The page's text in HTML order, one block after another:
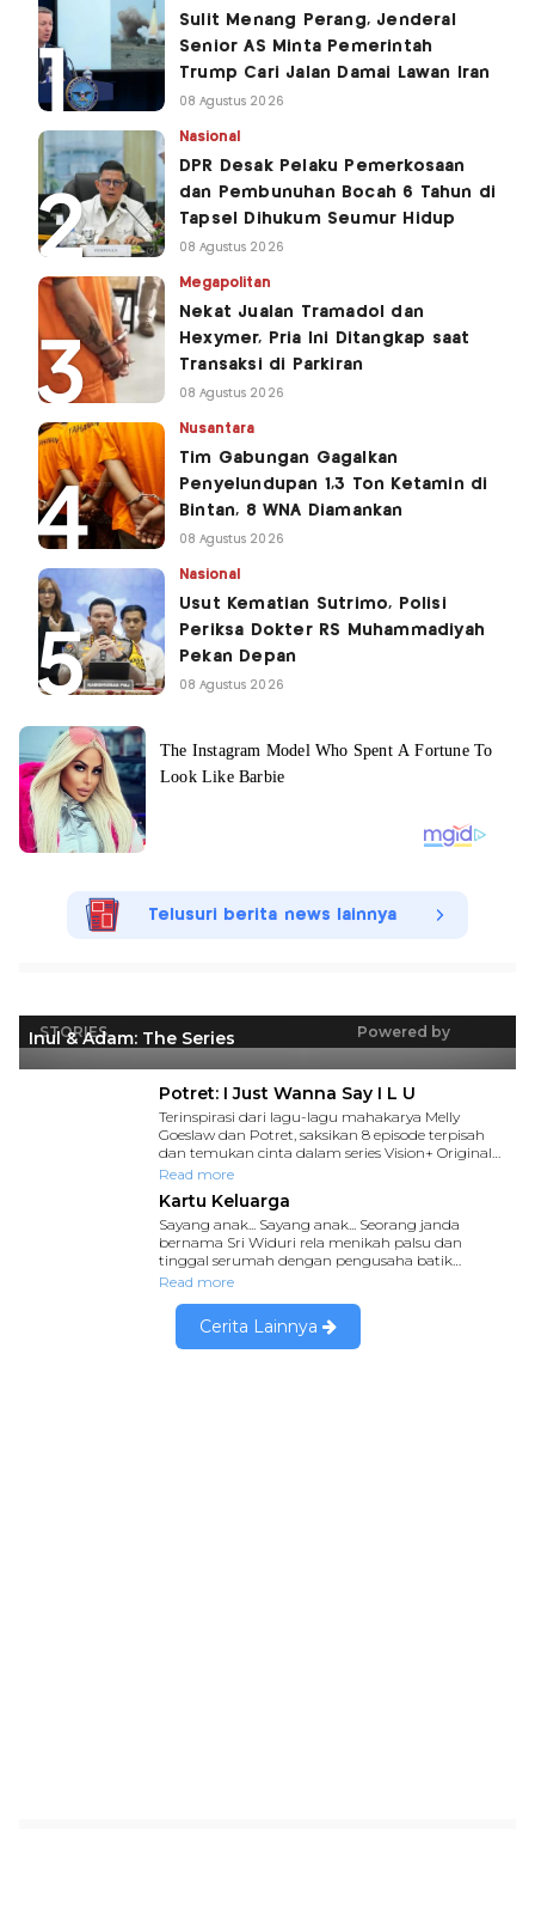
Sulit Menang Perang, Jenderal
Senior AS Minta Pemerintah
Trump Cari Jalan Damai Lawan Iran
08 Agustus 2026
Nasional
DPR Desak Pelaku Pemerkosaan
dan Pembunuhan Bocah 6 Tahun di
Tapsel Dihukum Seumur Hidup
08 Agustus 2026
Megapolitan
Nekat Jualan Tramadol dan
Hexymer, Pria Ini Ditangkap saat
Transaksi di Parkiran
08 Agustus 2026
Nusantara
Tim Gabungan Gagalkan
Penyelundupan 1,3 Ton Ketamin di
Bintan, 8 WNA Diamankan
08 Agustus 2026
Nasional
Usut Kematian Sutrimo, Polisi
Periksa Dokter RS Muhammadiyah
Pekan Depan
08 Agustus 2026
Telusuri berita news lainnya